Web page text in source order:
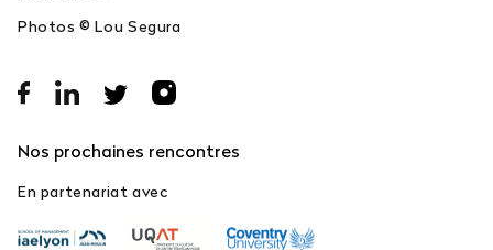
Photos © Lou Segura
Nos prochaines rencontres
En partenariat avec